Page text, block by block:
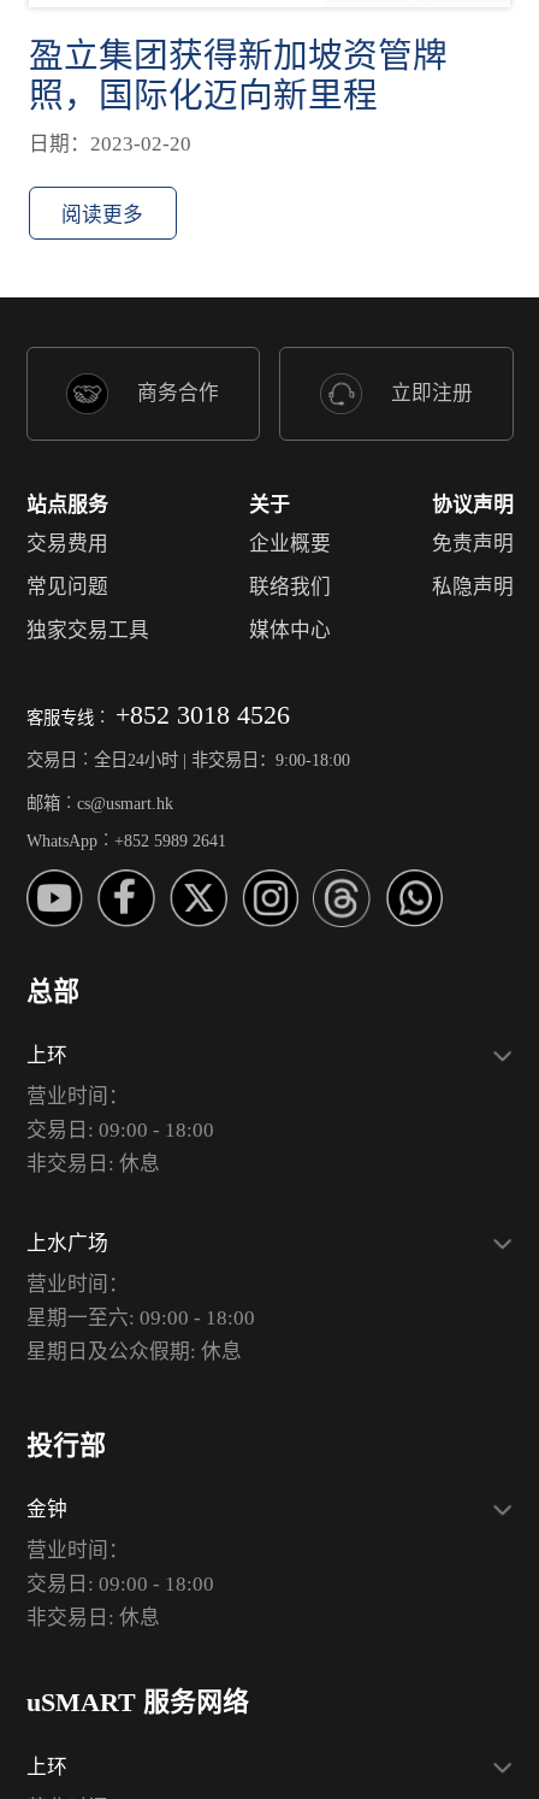
盈立集团获得新加坡资管牌
照，国际化迈向新里程
日期：2023-02-20
阅读更多
商务合作 立即注册
站点服务
交易费用
常见问题
独家交易工具
关于
企业概要
联络我们
媒体中心
协议声明
免责声明
私隐声明
客服专线︰ +852 3018 4526
交易日︰全日24小时 | 非交易日：9:00-18:00
邮箱︰cs@usmart.hk
WhatsApp︰+852 5989 2641
总部
上环
营业时间：
交易日: 09:00 - 18:00
非交易日: 休息
上水广场
营业时间：
星期一至六: 09:00 - 18:00
星期日及公众假期: 休息
投行部
金钟
营业时间：
交易日: 09:00 - 18:00
非交易日: 休息
uSMART 服务网络
上环